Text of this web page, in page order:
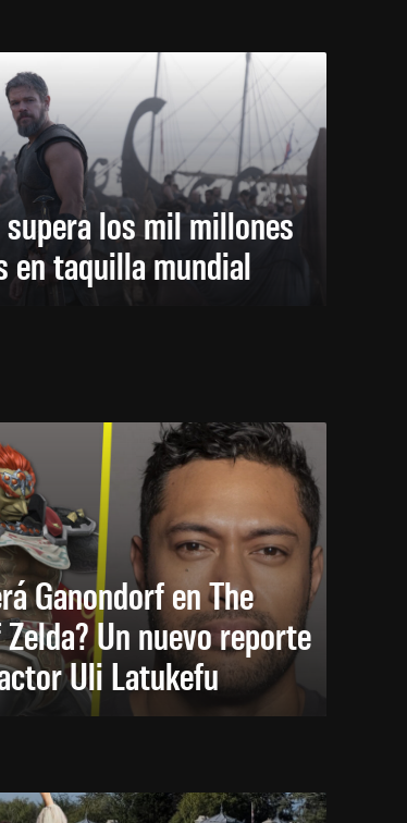
supera los mil millones
en taquilla mundial
Ganondorf en The
Un nuevo reporte
Uli Latukefu